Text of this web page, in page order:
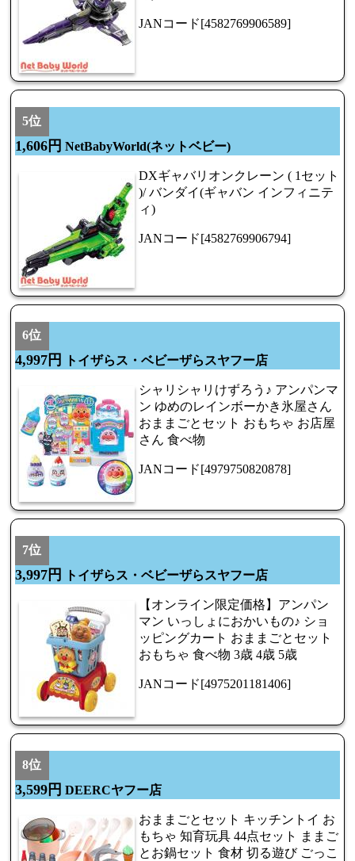
JANコード[4582769906589]
5位
1,606円 NetBabyWorld(ネットベビー)
DXギャバリオンクレーン ( 1セット
)/ バンダイ(ギャバン インフィニテ
ィ)
JANコード[4582769906794]
6位
4,997円 トイザらス・ベビーザらスヤフー店
シャリシャリけずろう♪ アンパンマ
ン ゆめのレインボーかき氷屋さん
おままごとセット おもちゃ お店屋
さん 食べ物
JANコード[4979750820878]
7位
3,997円 トイザらス・ベビーザらスヤフー店
【オンライン限定価格】アンパン
マン いっしょにおかいもの♪ ショ
ッピングカート おままごとセット
おもちゃ 食べ物 3歳 4歳 5歳
JANコード[4975201181406]
8位
3,599円 DEERCヤフー店
おままごとセット キッチントイ お
もちゃ 知育玩具 44点セット ままご
とお鍋セット 食材 切る遊び ごっこ